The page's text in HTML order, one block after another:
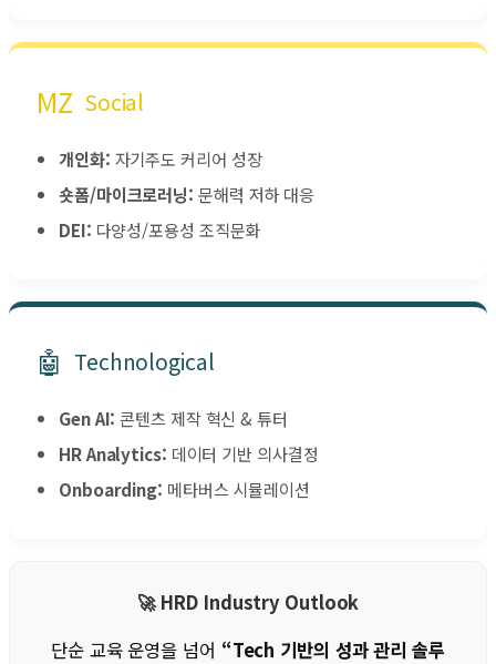
MZ Social
개인화: 자기주도 커리어 성장
숏폼/마이크로러닝: 문해력 저하 대응
DEI: 다양성/포용성 조직문화
🤖 Technological
Gen AI: 콘텐츠 제작 혁신 & 튜터
HR Analytics: 데이터 기반 의사결정
Onboarding: 메타버스 시뮬레이션
🚀 HRD Industry Outlook
단순 교육 운영을 넘어 “Tech 기반의 성과 관리 솔루